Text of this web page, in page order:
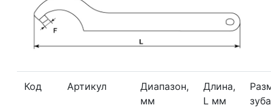
Код Артикул
Диапазон,
мм
Длина,
L мм